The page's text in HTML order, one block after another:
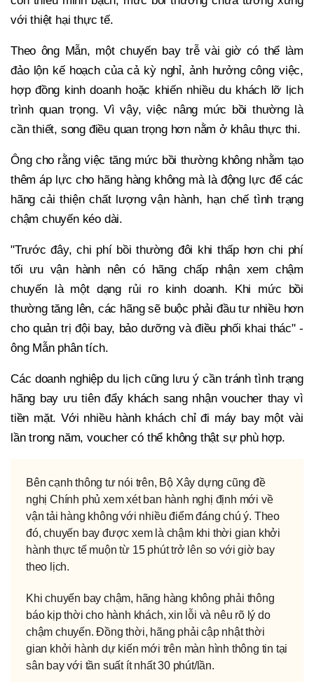
với thiệt hại thực tế.
Theo ông Mẫn, một chuyến bay trễ vài giờ có thể làm
đảo lộn kế hoạch của cả kỳ nghỉ, ảnh hưởng công việc,
hợp đồng kinh doanh hoặc khiến nhiều du khách lỡ lịch
trình quan trọng. Vì vậy, việc nâng mức bồi thường là
cần thiết, song điều quan trọng hơn nằm ở khâu thực thi.
Ông cho rằng việc tăng mức bồi thường không nhằm tạo
thêm áp lực cho hãng hàng không mà là động lực để các
hãng cải thiện chất lượng vận hành, hạn chế tình trạng
chậm chuyến kéo dài.
"Trước đây, chi phí bồi thường đôi khi thấp hơn chi phí
tối ưu vận hành nên có hãng chấp nhận xem chậm
chuyến là một dạng rủi ro kinh doanh. Khi mức bồi
thường tăng lên, các hãng sẽ buộc phải đầu tư nhiều hơn
cho quản trị đội bay, bảo dưỡng và điều phối khai thác" -
ông Mẫn phân tích.
Các doanh nghiệp du lịch cũng lưu ý cần tránh tình trạng
hãng bay ưu tiên đẩy khách sang nhận voucher thay vì
tiền mặt. Với nhiều hành khách chỉ đi máy bay một vài
lần trong năm, voucher có thể không thật sự phù hợp.
Bên cạnh thông tư nói trên, Bộ Xây dựng cũng đề
nghị Chính phủ xem xét ban hành nghị định mới về
vận tải hàng không với nhiều điểm đáng chú ý. Theo
đó, chuyến bay được xem là chậm khi thời gian khởi
hành thực tế muộn từ 15 phút trở lên so với giờ bay
theo lịch.
Khi chuyến bay chậm, hãng hàng không phải thông
báo kịp thời cho hành khách, xin lỗi và nêu rõ lý do
chậm chuyến. Đồng thời, hãng phải cập nhật thời
gian khởi hành dự kiến mới trên màn hình thông tin tại
sân bay với tần suất ít nhất 30 phút/lần.